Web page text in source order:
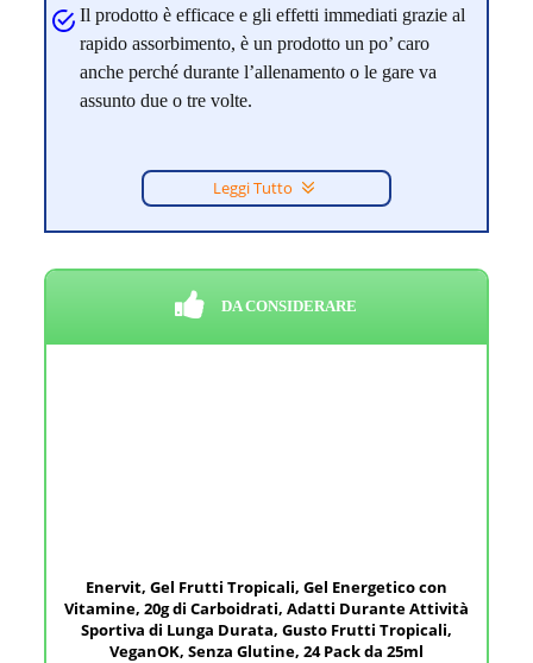
Il prodotto è efficace e gli effetti immediati grazie al
rapido assorbimento, è un prodotto un po’ caro
anche perché durante l’allenamento o le gare va
assunto due o tre volte.
Leggi Tutto
DA CONSIDERARE
Enervit, Gel Frutti Tropicali, Gel Energetico con
Vitamine, 20g di Carboidrati, Adatti Durante Attività
Sportiva di Lunga Durata, Gusto Frutti Tropicali,
VeganOK, Senza Glutine, 24 Pack da 25ml